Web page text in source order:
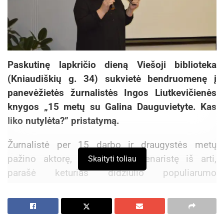
Paskutinę lapkričio dieną Viešoji biblioteka
(Kniaudiškių g. 34) sukvietė bendruomenę į
panevėžietės žurnalistės Ingos Liutkevičienės
knygos „15 metų su Galina Dauguvietyte. Kas
liko nutylėta?” pristatymą.
Žurnalistė per 15 darbo ir draugystės metų
pažino aktorę, režisierę ir scenaristę iš arti,
parašė keturias didžiulio populiarumo
scriptum“,„Dialogai su savimi“ir naujausią – „15
metų su Galina Dauguvietyte Kas liko nutylėta?“.
Skaityti toliau